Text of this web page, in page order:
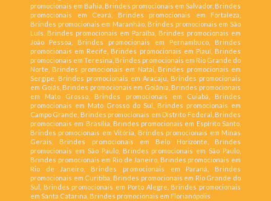
promocionais em Bahia, Brindes promocionais em Salvador, Brindes
promocionais em Ceará, Brindes promocionais em Fortaleza,
Brindes promocionais em Maranhão, Brindes promocionais em São
Luís, Brindes promocionais em Paraíba, Brindes promocionais em
João Pessoa, Brindes promocionais em Pernambuco, Brindes
promocionais em Recife, Brindes promocionais em Piauí, Brindes
promocionais em Teresina, Brindes promocionais em Rio Grande do
Norte, Brindes promocionais em Natal, Brindes promocionais em
Sergipe, Brindes promocionais em Aracaju, Brindes promocionais
em Goiás, Brindes promocionais em Goiânia, Brindes promocionais
em Mato Grosso, Brindes promocionais em Cuiabá, Brindes
promocionais em Mato Grosso do Sul, Brindes promocionais em
Campo Grande, Brindes promocionais em Distrito Federal, Brindes
promocionais em Brasília, Brindes promocionais em Espírito Santo,
Brindes promocionais em Vitória, Brindes promocionais em Minas
Gerais, Brindes promocionais em Belo Horizonte, Brindes
promocionais em São Paulo, Brindes promocionais em São Paulo,
Brindes promocionais em Rio de Janeiro, Brindes promocionais em
Rio de Janeiro, Brindes promocionais em Paraná, Brindes
promocionais em Curitiba, Brindes promocionais em Rio Grande do
Sul, Brindes promocionais em Porto Alegre, Brindes promocionais
em Santa Catarina, Brindes promocionais em Florianópolis